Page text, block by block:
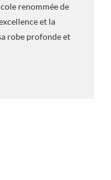
renommée de
et la
robe profonde et